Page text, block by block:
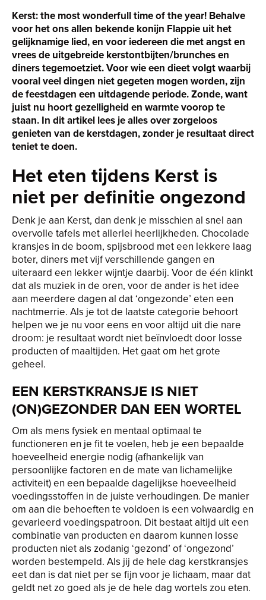
Kerst: the most wonderfull time of the year! Behalve
voor het ons allen bekende konijn Flappie uit het
gelijknamige lied, en voor iedereen die met angst en
vrees de uitgebreide kerstontbijten/brunches en
diners tegemoetziet. Voor wie een dieet volgt waarbij
vooral veel dingen niet gegeten mogen worden, zijn
de feestdagen een uitdagende periode. Zonde, want
juist nu hoort gezelligheid en warmte voorop te
staan. In dit artikel lees je alles over zorgeloos
genieten van de kerstdagen, zonder je resultaat direct
teniet te doen.
Het eten tijdens Kerst is
niet per definitie ongezond
Denk je aan Kerst, dan denk je misschien al snel aan
overvolle tafels met allerlei heerlijkheden. Chocolade
kransjes in de boom, spijsbrood met een lekkere laag
boter, diners met vijf verschillende gangen en
uiteraard een lekker wijntje daarbij. Voor de één klinkt
dat als muziek in de oren, voor de ander is het idee
aan meerdere dagen al dat ‘ongezonde’ eten een
nachtmerrie. Als je tot de laatste categorie behoort
helpen we je nu voor eens en voor altijd uit die nare
droom: je resultaat wordt niet beïnvloedt door losse
producten of maaltijden. Het gaat om het grote
geheel.
EEN KERSTKRANSJE IS NIET
(ON)GEZONDER DAN EEN WORTEL
Om als mens fysiek en mentaal optimaal te
functioneren en je fit te voelen, heb je een bepaalde
hoeveelheid energie nodig (afhankelijk van
persoonlijke factoren en de mate van lichamelijke
activiteit) en een bepaalde dagelijkse hoeveelheid
voedingsstoffen in de juiste verhoudingen. De manier
om aan die behoeften te voldoen is een volwaardig en
gevarieerd voedingspatroon. Dit bestaat altijd uit een
combinatie van producten en daarom kunnen losse
producten niet als zodanig ‘gezond’ of ‘ongezond’
worden bestempeld. Als jij de hele dag kerstkransjes
eet dan is dat niet per se fijn voor je lichaam, maar dat
geldt net zo goed als je de hele dag wortels zou eten.